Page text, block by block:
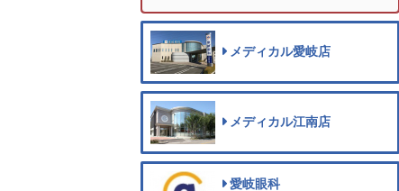
メディカル愛岐店
メディカル江南店
愛岐眼科